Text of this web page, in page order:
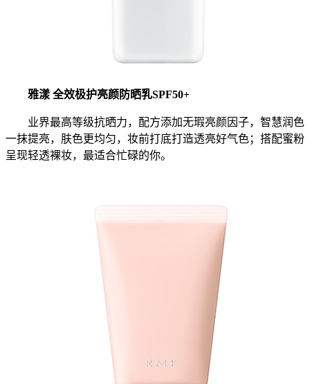
雅漾 全效极护亮颜防晒乳SPF50+
业界最高等级抗晒力，配方添加无瑕亮颜因子，智慧润色
一抹提亮，肤色更均匀，妆前打底打造透亮好气色；搭配蜜粉
呈现轻透裸妆，最适合忙碌的你。